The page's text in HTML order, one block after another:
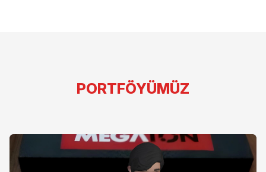
PORTFÖYÜMÜZ